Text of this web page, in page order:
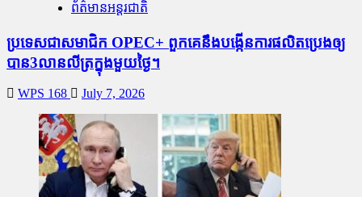
ព័ត៌មានអន្តរជាតិ
ប្រទេសជាសមាជិក OPEC+​ ពួកគេនឹងបង្កើនការផលិតប្រេងឲ្យ
បាន3លានលីត្រក្នុងមួយថ្ងៃ។
WPS 168 July 7, 2026